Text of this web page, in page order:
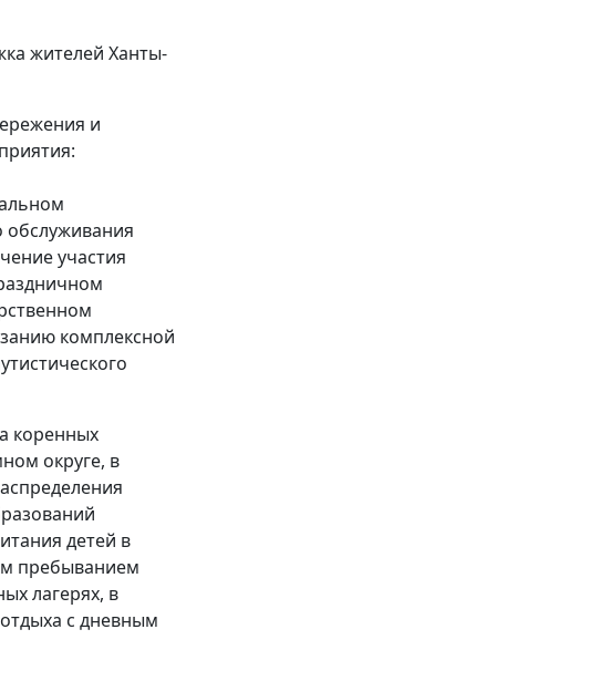
жителей Ханты-
и
участия
комплексной
коренных
округе, в
детей в
пребыванием
лагерях, в
с дневным